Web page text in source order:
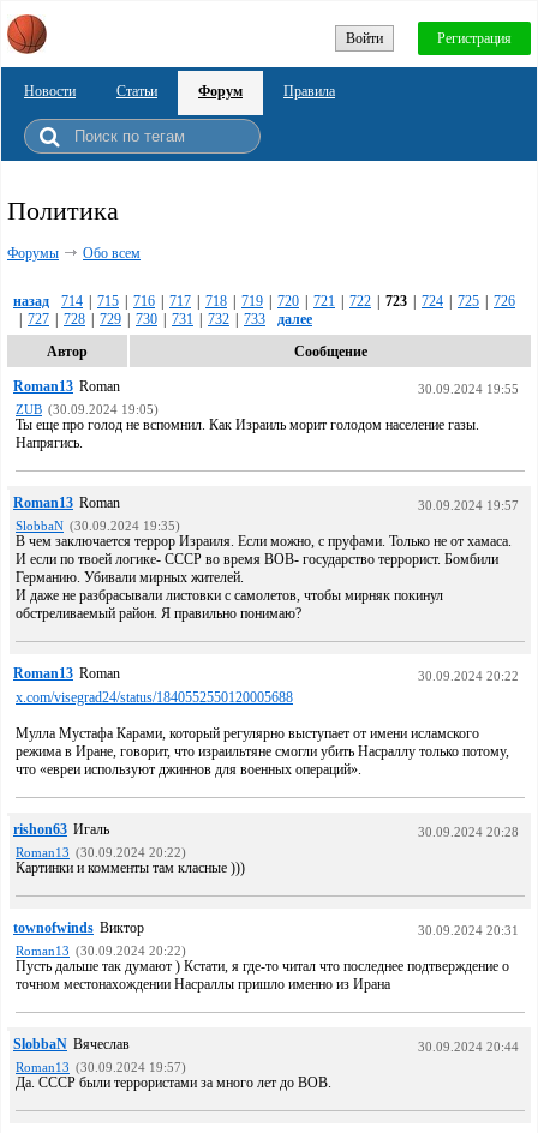
Войти Регистрация
Новости Статьи Форум Правила
Политика
Форумы Обо всем
назад 714 715 716 717 718 719 720 721 722 723 724 725
726
727 728 729 730 731 732 733
далее
Автор
Сообщение
Roman13 Roman
30.09.2024 19:55
ZUB (30.09.2024 19:05)
Ты еще про голод не вспомнил. Как Израиль морит голодом население газы.
Напрягись.
Roman13 Roman
30.09.2024 19:57
SlobbaN (30.09.2024 19:35)
В чем заключается террор Израиля. Если можно, с пруфами. Только не от хамаса.
И если по твоей логике- СССР во время ВОВ- государство террорист. Бомбили
Германию. Убивали мирных жителей.
И даже не разбрасывали листовки с самолетов, чтобы мирняк покинул
обстреливаемый район. Я правильно понимаю?
Roman13 Roman 30.09.2024 20:22
x.com/visegrad24/status/1840552550120005688
Мулла Мустафа Карами, который регулярно выступает от имени исламского
режима в Иране, говорит, что израильтяне смогли убить Насраллу только потому,
что «евреи используют джиннов для военных операций».
rishon63 Игаль
30.09.2024 20:28
Roman13 (30.09.2024 20:22)
Картинки и комменты там класные )))
townofwinds Виктор
30.09.2024 20:31
Roman13 (30.09.2024 20:22)
Пусть дальше так думают ) Кстати, я где-то читал что последнее подтверждение о
точном местонахождении Насраллы пришло именно из Ирана
SlobbaN Вячеслав
30.09.2024 20:44
Roman13 (30.09.2024 19:57)
Да. СССР были террористами за много лет до ВОВ.